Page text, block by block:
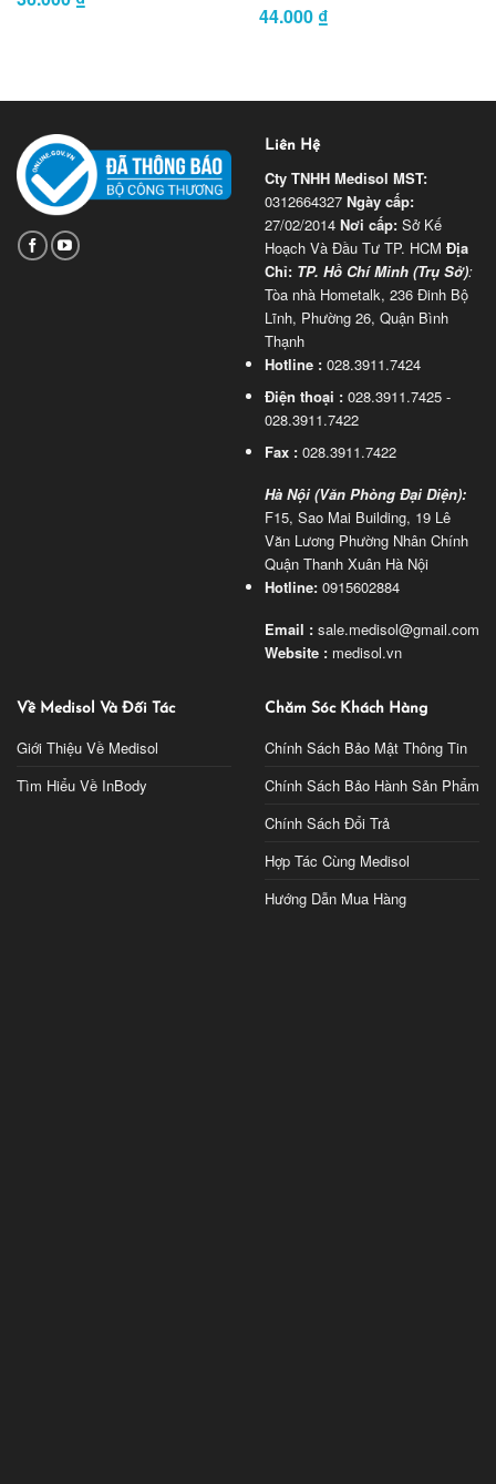
Được xếp
44.000 ₫
Liên Hệ
Cty TNHH Medisol MST:
0312664327 Ngày cấp:
27/02/2014 Nơi cấp: Sở Kế
Hoạch Và Đầu Tư TP. HCM Địa
Chỉ: TP. Hồ Chí Minh (Trụ Sở):
Tòa nhà Hometalk, 236 Đinh Bộ
Lĩnh, Phường 26, Quận Bình
Thạnh
Hotline : 028.3911.7424
Điện thoại : 028.3911.7425 -
028.3911.7422
Fax : 028.3911.7422
Hà Nội (Văn Phòng Đại Diện):
F15, Sao Mai Building, 19 Lê
Văn Lương Phường Nhân Chính
Quận Thanh Xuân Hà Nội
Hotline: 0915602884
Email : sale.medisol@gmail.com
Website : medisol.vn
Về Medisol Và Đối Tác
Giới Thiệu Về Medisol
Tìm Hiểu Về InBody
Chăm Sóc Khách Hàng
Chính Sách Bảo Mật Thông Tin
Chính Sách Bảo Hành Sản Phẩm
Chính Sách Đổi Trả
Hợp Tác Cùng Medisol
Hướng Dẫn Mua Hàng